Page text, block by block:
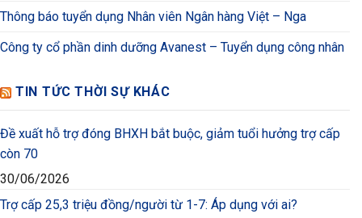
Thông báo tuyển dụng Nhân viên Ngân hàng Việt – Nga
Công ty cổ phần dinh dưỡng Avanest – Tuyển dụng công nhân
TIN TỨC THỜI SỰ KHÁC
Đề xuất hỗ trợ đóng BHXH bắt buộc, giảm tuổi hưởng trợ cấp
còn 70
30/06/2026
Trợ cấp 25,3 triệu đồng/người từ 1-7: Áp dụng với ai?